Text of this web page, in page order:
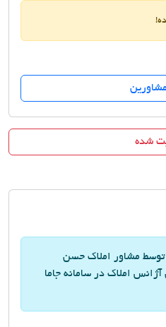
شده
مشاور املاک حسن
املاک در سامانه جاما